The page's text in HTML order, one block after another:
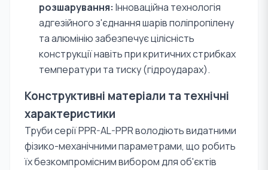
розшарування: Інноваційна технологія
адгезійного з'єднання шарів поліпропілену
та алюмінію забезпечує цілісність
конструкції навіть при критичних стрибках
температури та тиску (гідроударах).
Конструктивні матеріали та технічні
характеристики
Труби серії PPR-AL-PPR володіють видатними
фізико-механічними параметрами, що робить
їх безкомпромісним вибором для об'єктів